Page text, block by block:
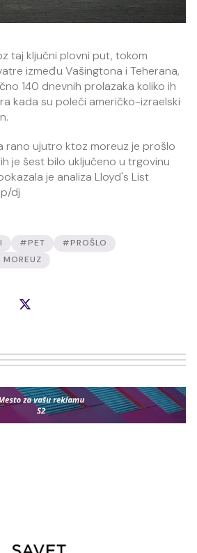
taj ključni plovni put, tokom
između Vašingtona i Teherana,
140 dnevnih prolazaka koliko ih
kada su poleči američko-izraelski
rano ujutro ktoz moreuz je prošlo
je šest bilo uključeno u trgovinu
je analiza Lloyd's List
dj
#PET
#PROŠLO